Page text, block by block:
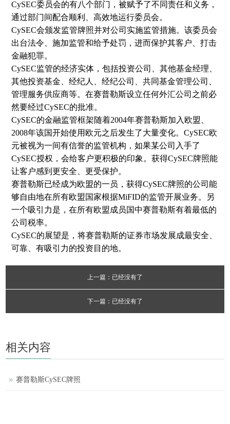
CySEC委员会的有八个部门，被赋予了不同责任和义务，
通过部门间配合顺利、高效地运行委员会。
CySEC会颁发监管牌照并对公司实施监管措施。该委员会
出台法令、施加监管和给予处罚，进而保护其客户、打击
金融犯罪。
CySEC监管的经济实体，包括投资公司、其他基金经理、
其他投资基金、经纪人、经纪公司、共同基金管理公司、
管理服务供应商等。在赛普勒斯设立任何外汇公司之前必
然要经过CySEC的批准。
CySEC的金融监管框架随着2004年赛普勒斯加入欧盟、
2008年该国开始使用欧元之后发生了大量变化。CySEC欧
元被视为一间有信誉的监管机构，如果某公司入手了
CySEC授权，会给客户更积极的印象。获得CySEC牌照能
让客户感到更安全、更受保护。
赛普勒斯已经成为欧盟的一员，获得CySEC牌照的公司能
够自由地在所有欧盟国家根据MiFID的监管开展业务。另
一个吸引力是，在所有欧盟成员国中赛普勒斯有着最低的
公司税率。
CySEC的展望是，将赛普勒斯的证券市场发展成最安全、
可靠、有吸引力的投资目的地。
上一篇：已经没有了
下一篇：已经没有了
相关内容
赛普​勒斯CySEC牌照